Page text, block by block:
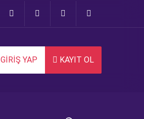
GİRİŞ YAP KAYIT OL